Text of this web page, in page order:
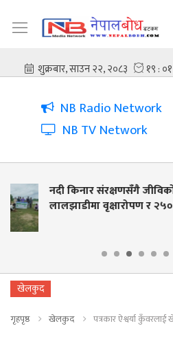
NB Radio Network
NB TV Network
टेवा :
खेलकुद
गृहपृष्ठ खेलकुद पत्रकार ऐश्वर्या